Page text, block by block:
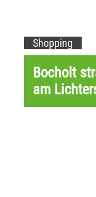
Shopping
Bocholt
am